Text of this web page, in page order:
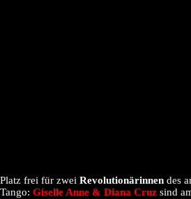
Platz frei für zwei Revolutionärinnen des
Tango: Giselle Anne & Diana Cruz sind